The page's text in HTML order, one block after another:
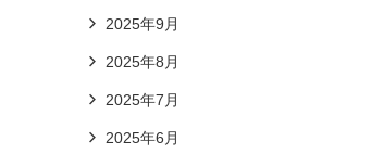
2025年9月
2025年8月
2025年7月
2025年6月